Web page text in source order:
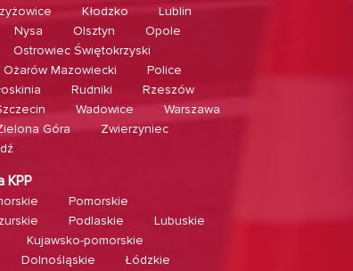
Kłodzko
Lublin
Nysa Olsztyn
Opole
Ostrowiec Świętokrzyski
Ożarów Mazowiecki
Police
Rudniki
Rzeszów
Wadowice
Warszawa
Góra
Zwierzyniec
KPP
Pomorskie
Podlaskie
Lubuskie
Kujawsko-pomorskie
Dolnośląskie
Łódzkie